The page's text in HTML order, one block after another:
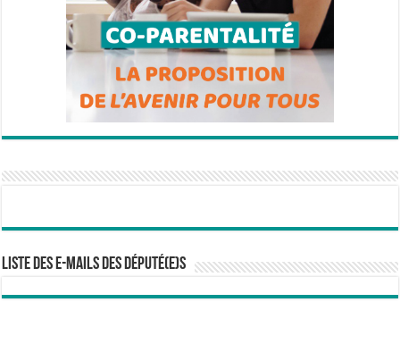
Liste des e-mails des député(e)s